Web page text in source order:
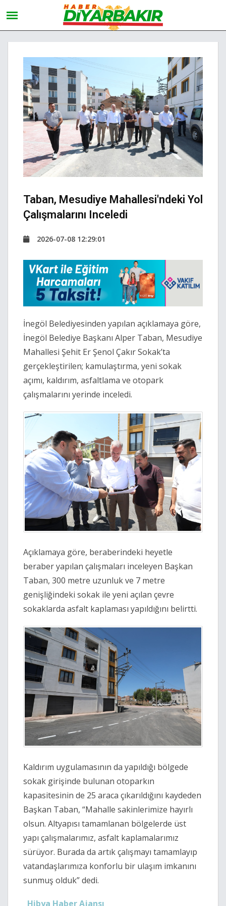
Taban, Mesudiye Mahallesi'ndeki Yol
Çalışmalarını Inceledi
2026-07-08 12:29:01
İnegöl Belediyesinden yapılan açıklamaya göre,
İnegöl Belediye Başkanı Alper Taban, Mesudiye
Mahallesi Şehit Er Şenol Çakır Sokak’ta
gerçekleştirilen; kamulaştırma, yeni sokak
açımı, kaldırım, asfaltlama ve otopark
çalışmalarını yerinde inceledi.
Açıklamaya göre, beraberindeki heyetle
beraber yapılan çalışmaları inceleyen Başkan
Taban, 300 metre uzunluk ve 7 metre
genişliğindeki sokak ile yeni açılan çevre
sokaklarda asfalt kaplaması yapıldığını belirtti.
Kaldırım uygulamasının da yapıldığı bölgede
sokak girişinde bulunan otoparkın
kapasitesinin de 25 araca çıkarıldığını kaydeden
Başkan Taban, “Mahalle sakinlerimize hayırlı
olsun. Altyapısı tamamlanan bölgelerde üst
yapı çalışmalarımız, asfalt kaplamalarımız
sürüyor. Burada da artık çalışmayı tamamlayıp
vatandaşlarımıza konforlu bir ulaşım imkanını
sunmuş olduk” dedi.
Hibya Haber Ajansı